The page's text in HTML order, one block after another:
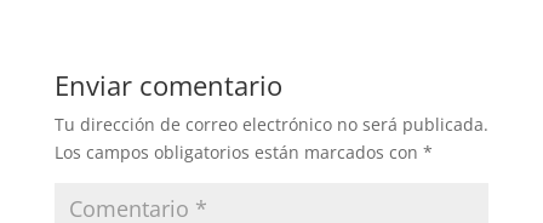
Enviar comentario
Tu dirección de correo electrónico no será publicada.
Los campos obligatorios están marcados con *